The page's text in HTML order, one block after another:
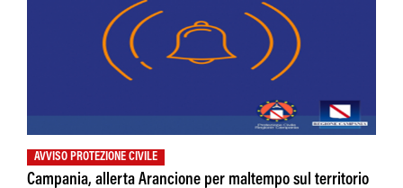
AVVISO PROTEZIONE CIVILE
Campania, allerta Arancione per maltempo sul territorio